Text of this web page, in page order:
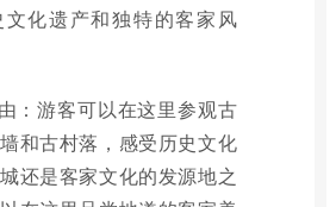
化遗产和独特的客家风
：游客可以在这里参观古
和古村落，感受历史文化
还是客家文化的发源地之